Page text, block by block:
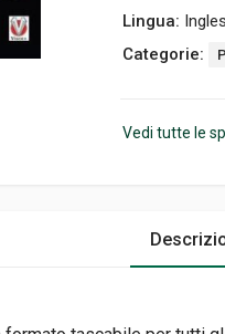
Lingua:
Categorie:
Vedi tutte le